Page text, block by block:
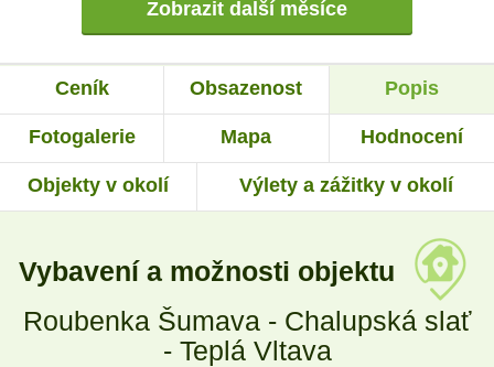
Zobrazit další měsíce
Ceník Obsazenost Popis
Fotogalerie Mapa Hodnocení
Objekty v okolí Výlety a zážitky v okolí
Vybavení a možnosti objektu
Roubenka Šumava - Chalupská slať
- Teplá Vltava